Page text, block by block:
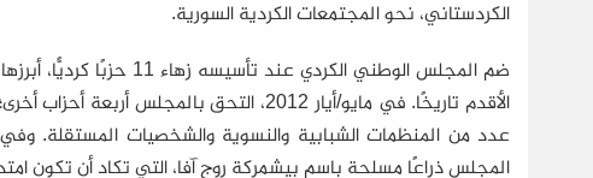
الكردستاني، نحو المجتمعات الكردية السورية.
ضم المجلس الوطني
المجلس ذراعًا مسلحة باسم بيشمركة روج آفا، التي تكاد أن تكون